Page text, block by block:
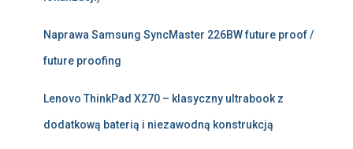
Naprawa Samsung SyncMaster 226BW future proof /
future proofing
Lenovo ThinkPad X270 – klasyczny ultrabook z
dodatkową baterią i niezawodną konstrukcją